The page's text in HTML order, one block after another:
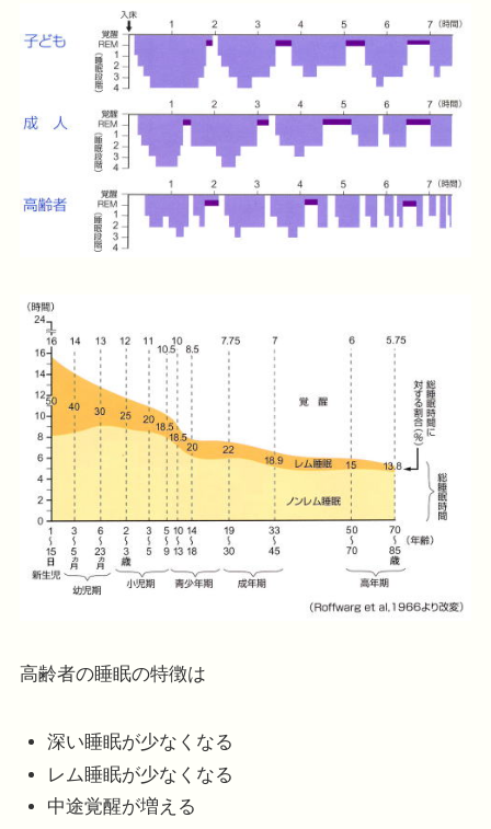
高齢者の睡眠の特徴は
深い睡眠が少なくなる
レム睡眠が少なくなる
中途覚醒が増える